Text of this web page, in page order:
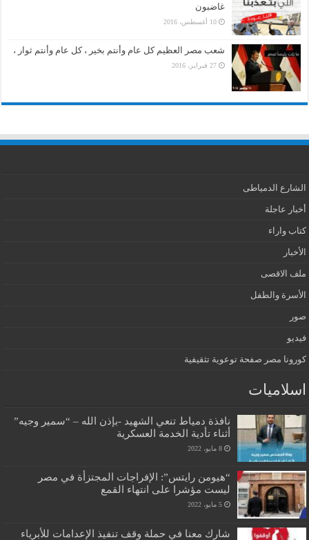
غاضبون
10 أغسطس، 2016
شعب مصر العظيم كل عام وأنتم بخير ، كل عام وأنتم ثوار ،
27 فبراير، 2016
الشارع الدمياطى
أخبار عاجلة
كتاب واراء
الأخبار
ملف الاقصى
الأسرة والطفل
صور
فيديو
كورونا مصر صفحة توعوية تثقيفية
اسلاميات
نافذة دمياط تنعي الشهيد -بإذن الله – “سمير وجيه”
أثناء تأدية الخدمة العسكرية
8 مايو، 2022
“هيومن رايتس”: الإفراجات المجتزأة في مصر
ليست مؤشرا على انتهاء القمع
5 مايو، 2022
شارك معنا في حملة وقف تنفيذ الإعدامات للأبرياء